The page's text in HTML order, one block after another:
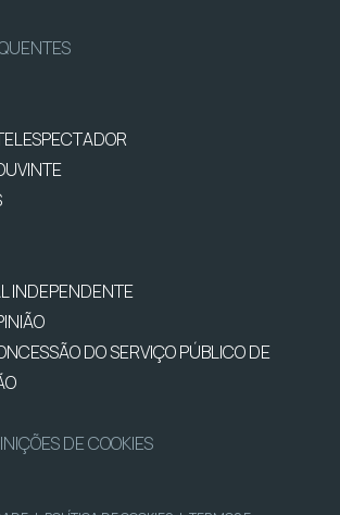
INDEPENDENTE
DO SERVIÇO PÚBLICO DE
DE COOKIES